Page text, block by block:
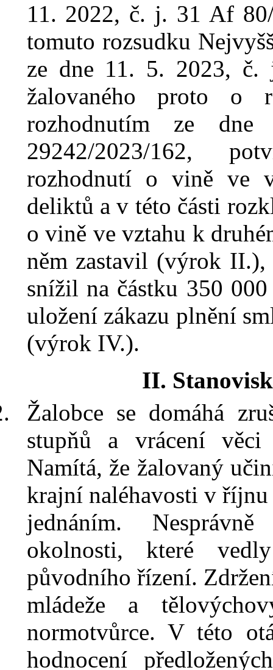
11. 2022, č. j. 31 Af
tomuto rozsudku
ze dne 11. 5. 2023, č.
žalovaného proto o
rozhodnutím ze
29242/2023/162,
rozhodnutí o vině ve
deliktů a v této části
o vině ve vztahu k
něm zastavil (výrok
snížil na částku 350
uložení zákazu plnění
(výrok IV.).
II.
Žalobce se domáhá
stupňů a vrácení
Namítá, že žalovaný
krajní naléhavosti v říjnu
jednáním.
okolnosti, které
původního řízení.
mládeže a
normotvůrce. V této
hodnocení